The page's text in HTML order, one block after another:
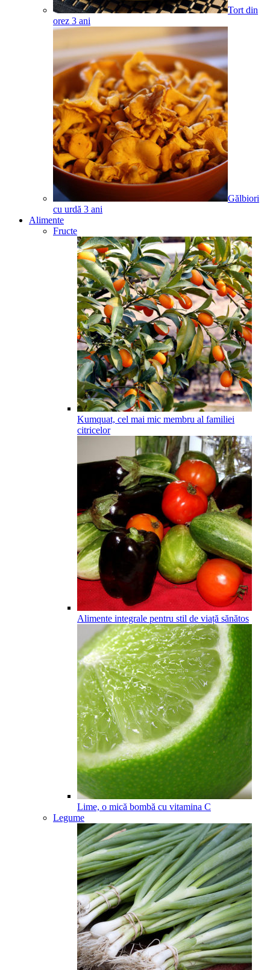
Tort din
orez 3 ani
Gălbiori
cu urdă 3 ani
Alimente
Fructe
Kumquat, cel mai mic membru al familiei
citricelor
Alimente integrale pentru stil de viață sănătos
Lime, o mică bombă cu vitamina C
Legume